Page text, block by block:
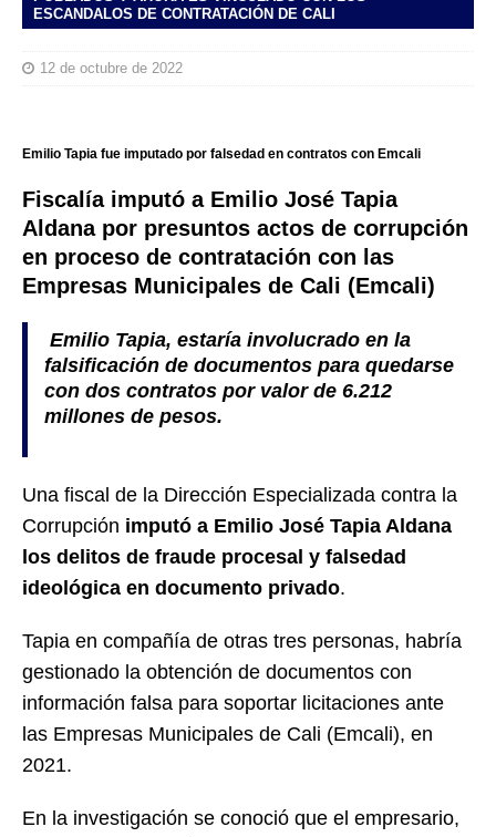
ESCANDALOS DE CONTRATACIÓN DE CALI
12 de octubre de 2022
Emilio Tapia fue imputado por falsedad en contratos con Emcali
Fiscalía imputó a Emilio José Tapia
Aldana por presuntos actos de corrupción
en proceso de contratación con las
Empresas Municipales de Cali (Emcali)
Emilio Tapia, estaría involucrado en la
falsificación de documentos para quedarse
con dos contratos por valor de 6.212
millones de pesos.
Una fiscal de la Dirección Especializada contra la
Corrupción imputó a Emilio José Tapia Aldana
los delitos de fraude procesal y falsedad
ideológica en documento privado.
Tapia en compañía de otras tres personas, habría
gestionado la obtención de documentos con
información falsa para soportar licitaciones ante
las Empresas Municipales de Cali (Emcali), en
2021.
En la investigación se conoció que el empresario,